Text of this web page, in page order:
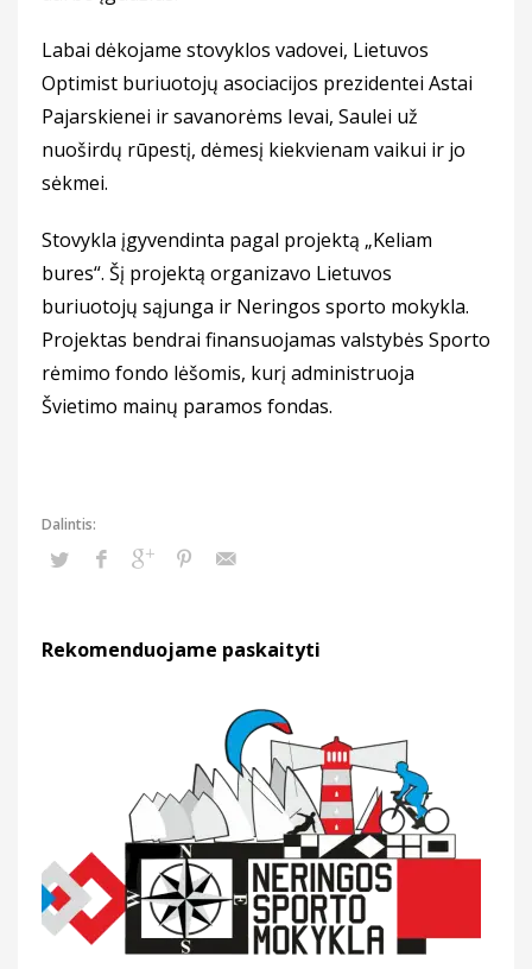
Labai dėkojame stovyklos vadovei, Lietuvos
Optimist buriuotojų asociacijos prezidentei Astai
Pajarskienei ir savanorėms Ievai, Saulei už
nuoširdų rūpestį, dėmesį kiekvienam vaikui ir jo
sėkmei.
Stovykla įgyvendinta pagal projektą „Keliam
bures“. Šį projektą organizavo Lietuvos
buriuotojų sąjunga ir Neringos sporto mokykla.
Projektas bendrai finansuojamas valstybės Sporto
rėmimo fondo lėšomis, kurį administruoja
Švietimo mainų paramos fondas.
Rekomenduojame paskaityti